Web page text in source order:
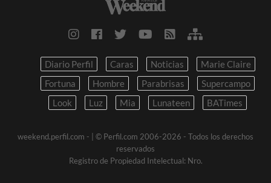
Diario Perfil Caras Noticias
Marie Claire
Fortuna
Hombre Parabrisas
Supercampo
Look
Luz Mia Lunateen BATimes
weekend.perfil.com -
| © Perfil.com 2006-2026 - Todos los derechos
reservados
Registro de Propiedad Intelectual: Nro.